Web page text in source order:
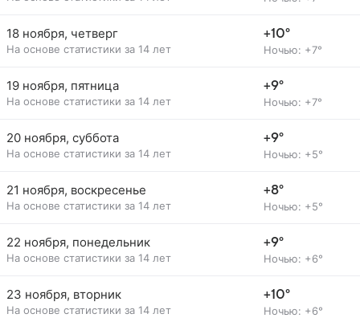
18 ноября, четверг
На основе статистики за 14 лет
+10°
Ночью: +7°
19 ноября, пятница
На основе статистики за 14 лет
+9°
Ночью: +7°
20 ноября, суббота
На основе статистики за 14 лет
+9°
Ночью: +5°
21 ноября, воскресенье
На основе статистики за 14 лет
+8°
Ночью: +5°
22 ноября, понедельник
На основе статистики за 14 лет
+9°
Ночью: +6°
23 ноября, вторник
На основе статистики за 14 лет
+10°
Ночью: +6°